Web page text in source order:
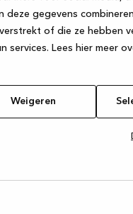
deze gegevens
of die ze hebben
services. Lees hier meer
Weigeren
has occurred